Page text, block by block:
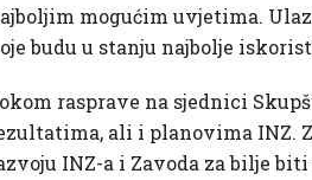
mogućim uvjetima.
budu u stanju najbolje
rasprave na sjednici
ali i planovima INZ.
INZ-a i Zavoda za bilje